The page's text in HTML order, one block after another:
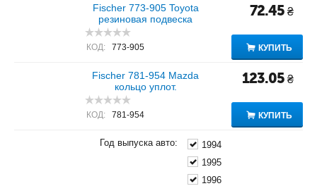
Fischer 773-905 Toyota
резиновая подвеска
КОД: 773-905
72.45 ₴
КУПИТЬ
Fischer 781-954 Mazda
кольцо уплот.
КОД: 781-954
123.05 ₴
КУПИТЬ
Год выпуска авто:
1994
1995
1996